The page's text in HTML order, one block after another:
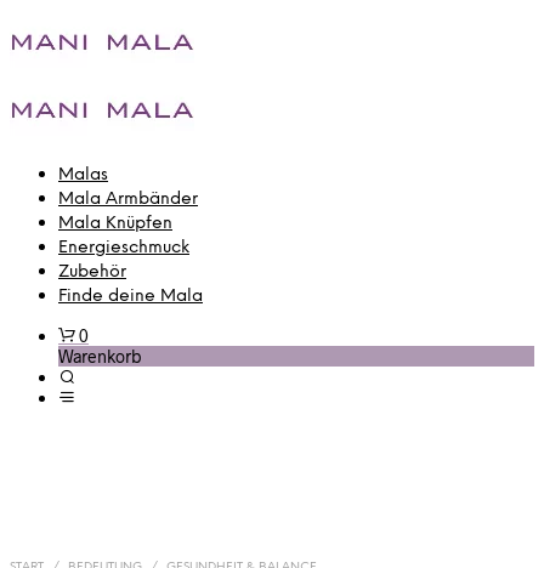
Malas
Mala Armbänder
Mala Knüpfen
Energieschmuck
Zubehör
Finde deine Mala
0
Warenkorb